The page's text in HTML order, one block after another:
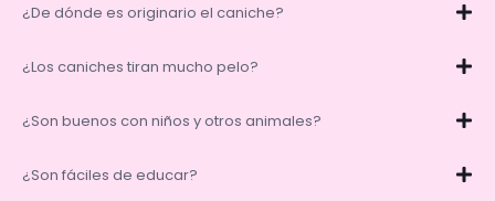
¿De dónde es originario el caniche?
¿Los caniches tiran mucho pelo?
¿Son buenos con niños y otros animales?
¿Son fáciles de educar?